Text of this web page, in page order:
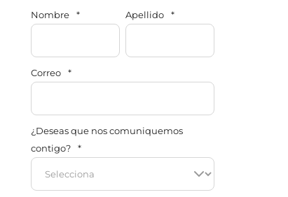
Nombre * Apellido *
Correo *
¿Deseas que nos comuniquemos
contigo?
*